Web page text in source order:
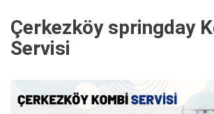
Çerkezköy springday
Servisi